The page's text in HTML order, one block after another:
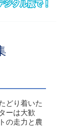
どり着いた
ーは大歓
の走力と農